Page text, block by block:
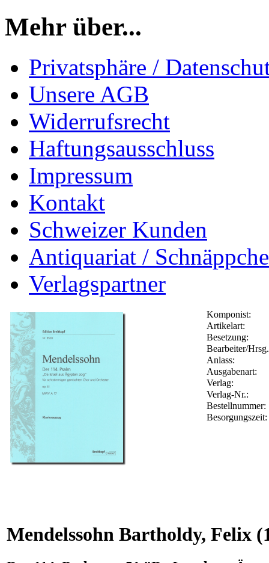
Mehr über...
Privatsphäre /
Unsere AGB
Widerrufsrecht
Haftungsausschluss
Impressum
Kontakt
Schweizer Kunden
Antiquariat /
Verlagspartner
Komponist:
Artikelart:
Besetzung:
Bearbeiter/
Anlass:
Ausgabenart:
Verlag:
Verlag-Nr.:
Besorgungszeit:
Mendelssohn Bartholdy, Felix